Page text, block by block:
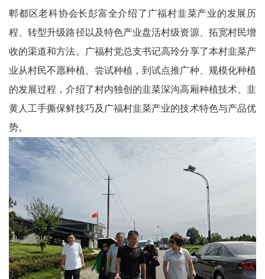
制
天
府
天
府
卫
天
府
郫都区老科协会长彭富全介绍了广福村韭菜产业的发展历
程、转型升级路径以及特色产业盘活村级资源、拓宽村民增
收的渠道和方法。广福村党总支书记高玲分享了本村韭菜产
业从村民不愿种植、尝试种植，到试点推广种、规模化种植
的发展过程，介绍了村内独创的韭菜深沟高厢种植技术、韭
黄人工手撕保鲜技巧及广福村韭菜产业的技术特色与产品优
势。